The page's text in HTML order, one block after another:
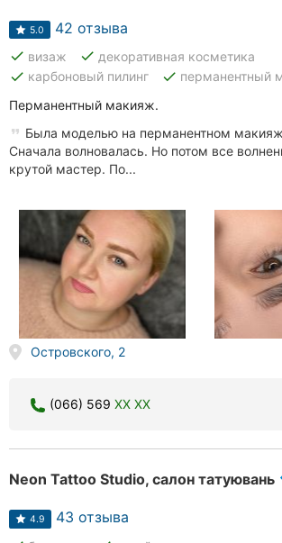
5.0 42 отзыва
done визаж done декоративная косметика
done карбоновый пилинг done перманентный
Перманентный макияж.
Была моделью на перманентном
Сначала волновалась. Но потом все
крутой мастер. По...
Островского, 2
(066) 569 XX XX
Neon Tattoo Studio, салон татуювань
4.9 43 отзыва